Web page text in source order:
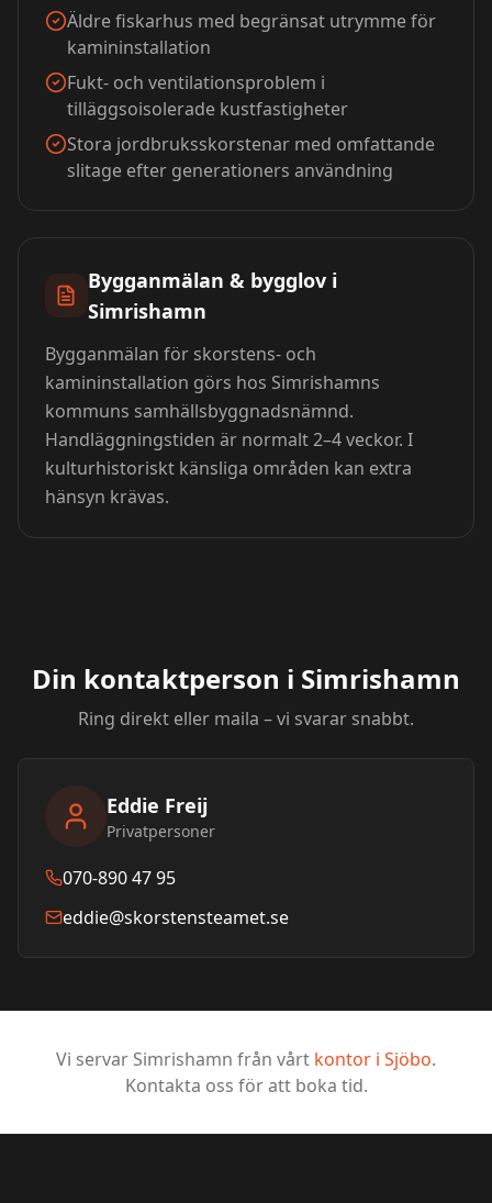
Äldre fiskarhus med begränsat utrymme för
kamininstallation
Fukt- och ventilationsproblem i
tilläggsoisolerade kustfastigheter
Stora jordbruksskorstenar med omfattande
slitage efter generationers användning
Bygganmälan & bygglov i
Simrishamn
Bygganmälan för skorstens- och
kamininstallation görs hos Simrishamns
kommuns samhällsbyggnadsnämnd.
Handläggningstiden är normalt 2–4 veckor. I
kulturhistoriskt känsliga områden kan extra
hänsyn krävas.
Din kontaktperson i Simrishamn
Ring direkt eller maila – vi svarar snabbt.
Eddie Freij
Privatpersoner
070-890 47 95
eddie@skorstensteamet.se
Vi servar Simrishamn från vårt kontor i Sjöbo.
Kontakta oss för att boka tid.